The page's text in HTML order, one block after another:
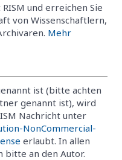
und erreichen Sie
von Wissenschaftlern,
Mehr
ist (bitte achten
genannt ist), wird
Nachricht unter
NonCommercial-
erlaubt. In allen
bitte an den Autor.